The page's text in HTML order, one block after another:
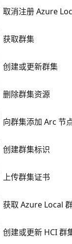
取消注册 Azure
获取群集
创建或更新群集
删除群集资源
向群集添加 Arc 节
创建群集标识
上传群集证书
获取 Azure Local
创建或更新 HCI 群